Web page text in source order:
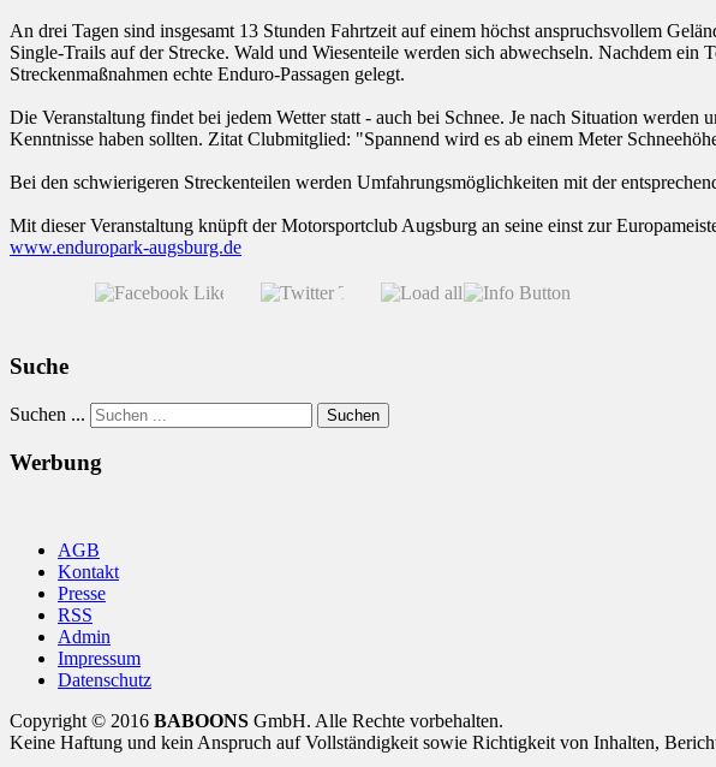
An drei Tagen sind insgesamt 13 Stunden Fahrtzeit auf einem höchst anspruchsvollem
Single-Trails auf der Strecke. Wald und Wiesenteile werden sich abwechseln. Nachdem
Streckenmaßnahmen echte Enduro-Passagen gelegt.
Die Veranstaltung findet bei jedem Wetter statt - auch bei Schnee. Je nach Situation
Kenntnisse haben sollten. Zitat Clubmitglied: "Spannend wird es ab einem Meter
Bei den schwierigeren Streckenteilen werden Umfahrungsmöglichkeiten mit der
Mit dieser Veranstaltung knüpft der Motorsportclub Augsburg an seine einst zur
www.enduropark-augsburg.de
Suche
Suchen ... Suchen
Werbung
AGB
Kontakt
Presse
RSS
Admin
Impressum
Datenschutz
Copyright © 2016 BABOONS GmbH. Alle Rechte vorbehalten.
Keine Haftung und kein Anspruch auf Vollständigkeit sowie Richtigkeit von Inhalten,